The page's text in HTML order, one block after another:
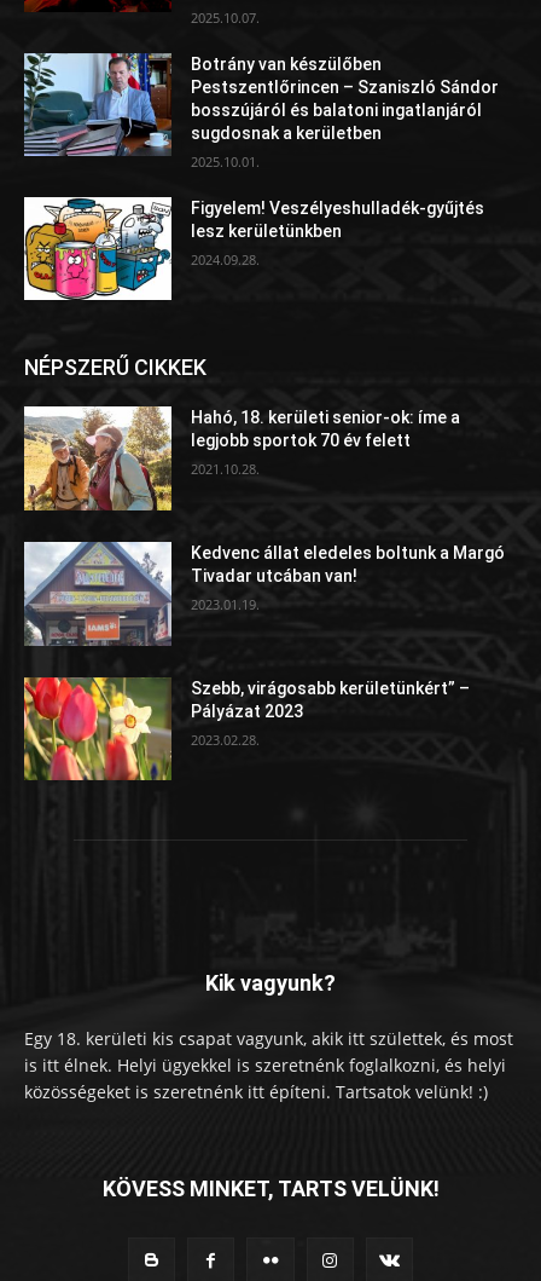
2025.10.07.
Botrány van készülőben
Pestszentlőrincen – Szaniszló Sándor
bosszújáról és balatoni ingatlanjáról
sugdosnak a kerületben
2025.10.01.
Figyelem! Veszélyeshulladék-gyűjtés
lesz kerületünkben
2024.09.28.
NÉPSZERŰ CIKKEK
Hahó, 18. kerületi senior-ok: íme a
legjobb sportok 70 év felett
2021.10.28.
Kedvenc állat eledeles boltunk a Margó
Tivadar utcában van!
2023.01.19.
Szebb, virágosabb kerületünkért” –
Pályázat 2023
2023.02.28.
Kik vagyunk?
Egy 18. kerületi kis csapat vagyunk, akik itt születtek, és most
is itt élnek. Helyi ügyekkel is szeretnénk foglalkozni, és helyi
közösségeket is szeretnénk itt építeni. Tartsatok velünk! :)
KÖVESS MINKET, TARTS VELÜNK!